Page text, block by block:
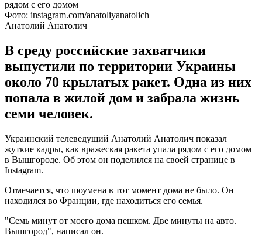
Фото: instagram.com/anatoliyanatolich
Анатолий Анатолич
В среду российские захватчики
выпустили по территории Украины
около 70 крылатых ракет. Одна из них
попала в жилой дом и забрала жизнь
семи человек.
Украинский телеведущий Анатолий Анатолич показал
жуткие кадры, как вражеская ракета упала рядом с его домом
в Вышгороде. Об этом он поделился на своей странице в
Instagram.
Отмечается, что шоумена в тот момент дома не было. Он
находился во Франции, где находиться его семья.
"Семь минут от моего дома пешком. Две минуты на авто.
Вышгород", написал он.